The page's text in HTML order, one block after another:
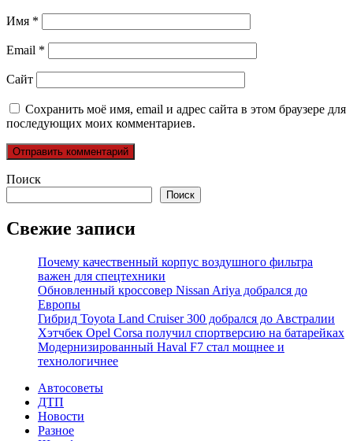
Имя *
Email *
Сайт
Сохранить моё имя, email и адрес сайта в этом браузере для
последующих моих комментариев.
Поиск
Поиск
Свежие записи
Почему качественный корпус воздушного фильтра
важен для спецтехники
Обновленный кроссовер Nissan Ariya добрался до
Европы
Гибрид Toyota Land Cruiser 300 добрался до Австралии
Хэтчбек Opel Corsa получил спортверсию на батарейках
Модернизированный Haval F7 стал мощнее и
технологичнее
Автосоветы
ДТП
Новости
Разное